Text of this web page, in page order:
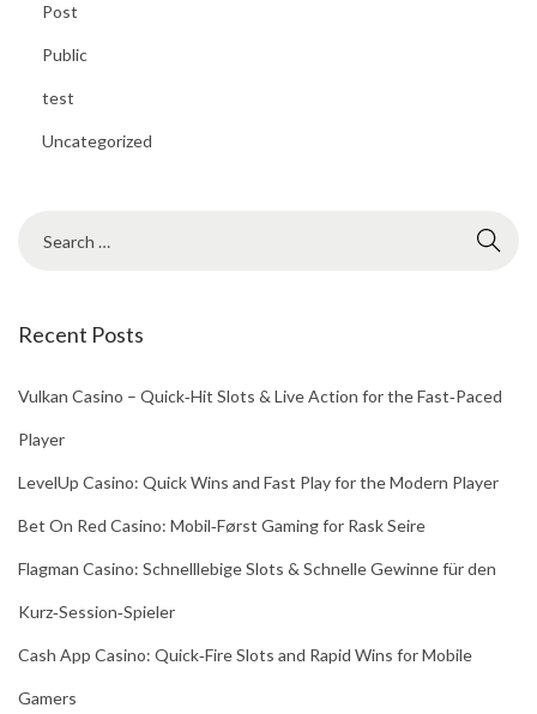
e
l
e
C
h
i
e
Post
Public
test
Uncategorized
Recent Posts
Vulkan Casino – Quick‑Hit Slots & Live Action for the Fast‑Paced
Player
LevelUp Casino: Quick Wins and Fast Play for the Modern Player
Bet On Red Casino: Mobil‑Først Gaming for Rask Seire
Flagman Casino: Schnelllebige Slots & Schnelle Gewinne für den
Kurz‑Session‑Spieler
Cash App Casino: Quick‑Fire Slots and Rapid Wins for Mobile
Gamers